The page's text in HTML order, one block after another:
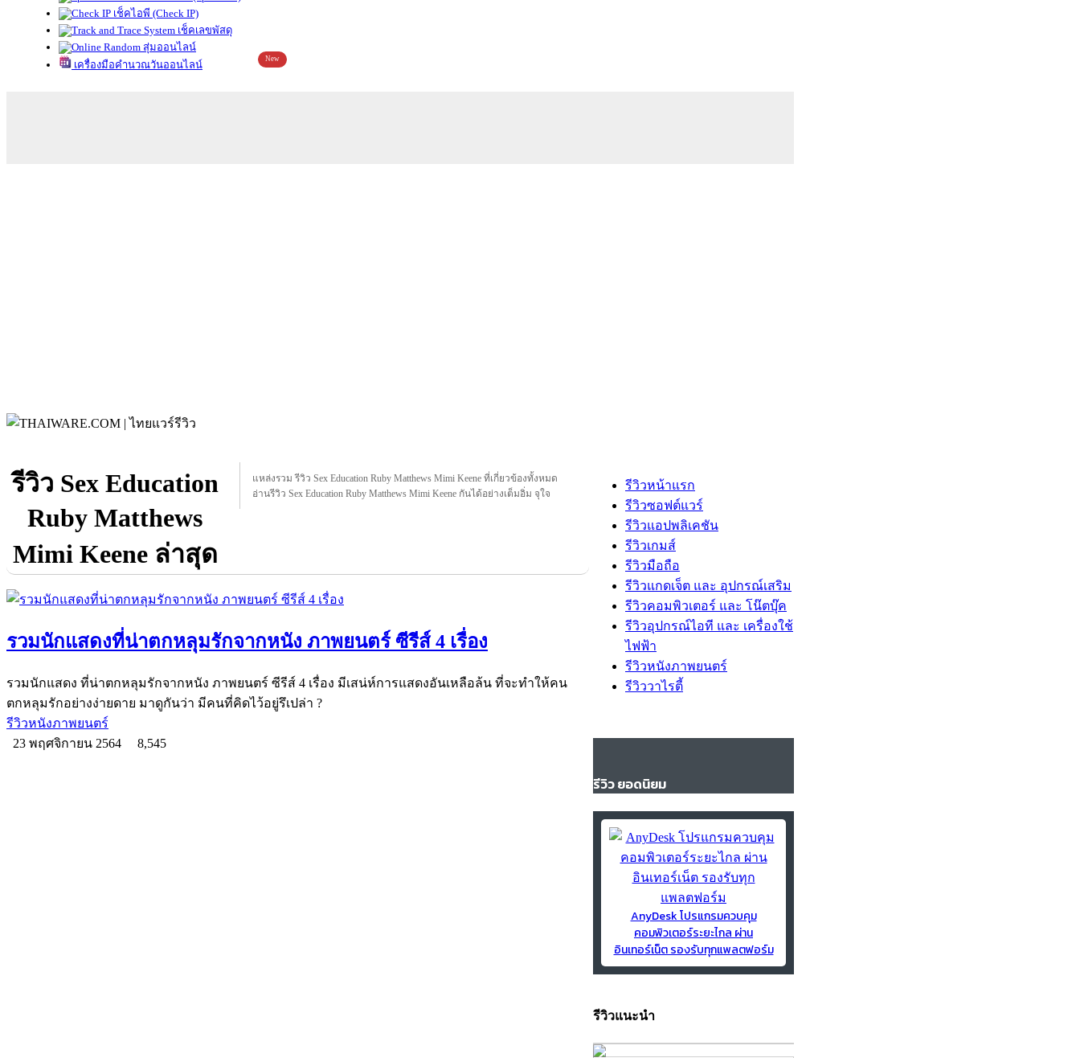
เช็คไอพี (Check IP)
เช็คเลขพัสดุ
สุ่มออนไลน์
เครื่องมือคำนวณวันออนไลน์
New
รีวิว Sex Education
Ruby Matthews
Mimi Keene ล่าสุด
แหล่งรวม รีวิว Sex Education Ruby Matthews Mimi Keene ที่เกี่ยวข้องทั้งหมด
อ่านรีวิว Sex Education Ruby Matthews Mimi Keene กันได้อย่างเต็มอิ่ม จุใจ
รวมนักแสดงที่น่าตกหลุมรักจากหนัง ภาพยนตร์ ซีรีส์ 4 เรื่อง
รวมนักแสดง ที่น่าตกหลุมรักจากหนัง ภาพยนตร์ ซีรีส์ 4 เรื่อง มีเสน่ห์การแสดงอันเหลือล้น ที่จะทำให้คน
ตกหลุมรักอย่างง่ายดาย มาดูกันว่า มีคนที่คิดไว้อยู่รึเปล่า ?
รีวิวหนังภาพยนตร์
23 พฤศจิกายน 2564
8,545
รีวิวหน้าแรก
รีวิวซอฟต์แวร์
รีวิวแอปพลิเคชัน
รีวิวเกมส์
รีวิวมือถือ
รีวิวแกดเจ็ต และ อุปกรณ์เสริม
รีวิวคอมพิวเตอร์ และ โน๊ตบุ๊ค
รีวิวอุปกรณ์ไอที และ เครื่องใช้
ไฟฟ้า
รีวิวหนังภาพยนตร์
รีวิววาไรตี้
รีวิว ยอดนิยม
AnyDesk โปรแกรมควบคุม
คอมพิวเตอร์ระยะไกล ผ่าน
อินเทอร์เน็ต รองรับทุกแพลตฟอร์ม
รีวิวแนะนำ